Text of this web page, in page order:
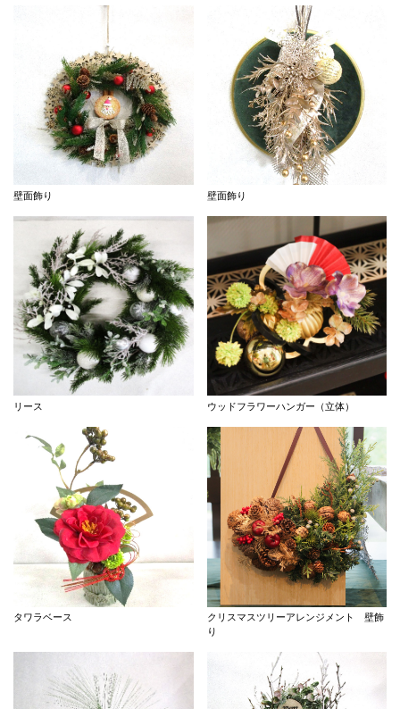
壁面飾り 壁面飾り
リース ウッドフラワーハンガー（立体）
タワラベース
クリスマスツリーアレンジメント 壁飾
り